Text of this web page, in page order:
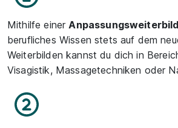
Mithilfe einer
berufliches Wissen stets auf dem
Weiterbilden kannst du dich in
Visagistik, Massagetechniken oder